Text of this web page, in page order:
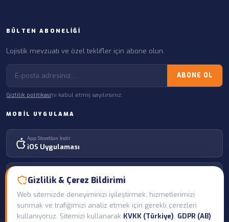
BÜLTEN ABONELIĞI
Lojistik mevzuatı ve özel teklifler için abone olun.
ABONE OL
Gizlilik politikası'nı kabul etmiş sayılırsınız.
MOBIL UYGULAMA
App Store'dan İndir
iOS Uygulaması
Android Uygulaması
Gizlilik & Çerez Bildirimi
Web sitemizde deneyiminizi iyileştirmek, hizmetlerimizi
sunmak ve trafiğimizi analiz etmek için gerekli çerezleri
kullanıyoruz. Sitemizi kullanarak KVKK (Türkiye), GDPR (AB)